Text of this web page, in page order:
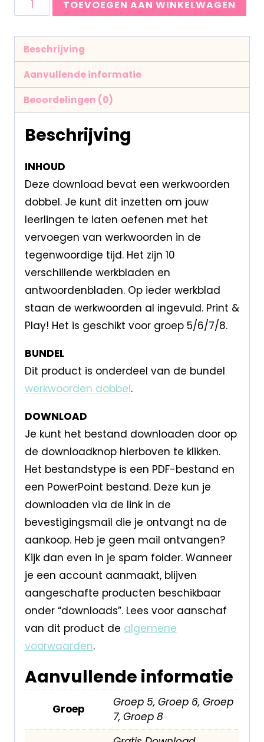
TOEVOEGEN AAN WINKELWAGEN
Beschrijving
Aanvullende informatie
Beoordelingen (0)
Beschrijving
INHOUD
Deze download bevat een werkwoorden
dobbel. Je kunt dit inzetten om jouw
leerlingen te laten oefenen met het
vervoegen van werkwoorden in de
tegenwoordige tijd. Het zijn 10
verschillende werkbladen en
antwoordenbladen. Op ieder werkblad
staan de werkwoorden al ingevuld. Print &
Play! Het is geschikt voor groep 5/6/7/8.
BUNDEL
Dit product is onderdeel van de bundel
werkwoorden dobbel.
DOWNLOAD
Je kunt het bestand downloaden door op
de downloadknop hierboven te klikken.
Het bestandstype is een PDF-bestand en
een PowerPoint bestand. Deze kun je
downloaden via de link in de
bevestigingsmail die je ontvangt na de
aankoop. Heb je geen mail ontvangen?
Kijk dan even in je spam folder. Wanneer
je een account aanmaakt, blijven
aangeschafte producten beschikbaar
onder “downloads”. Lees voor aanschaf
van dit product de algemene
voorwaarden.
Aanvullende informatie
Groep
Groep 5, Groep 6, Groep
7, Groep 8